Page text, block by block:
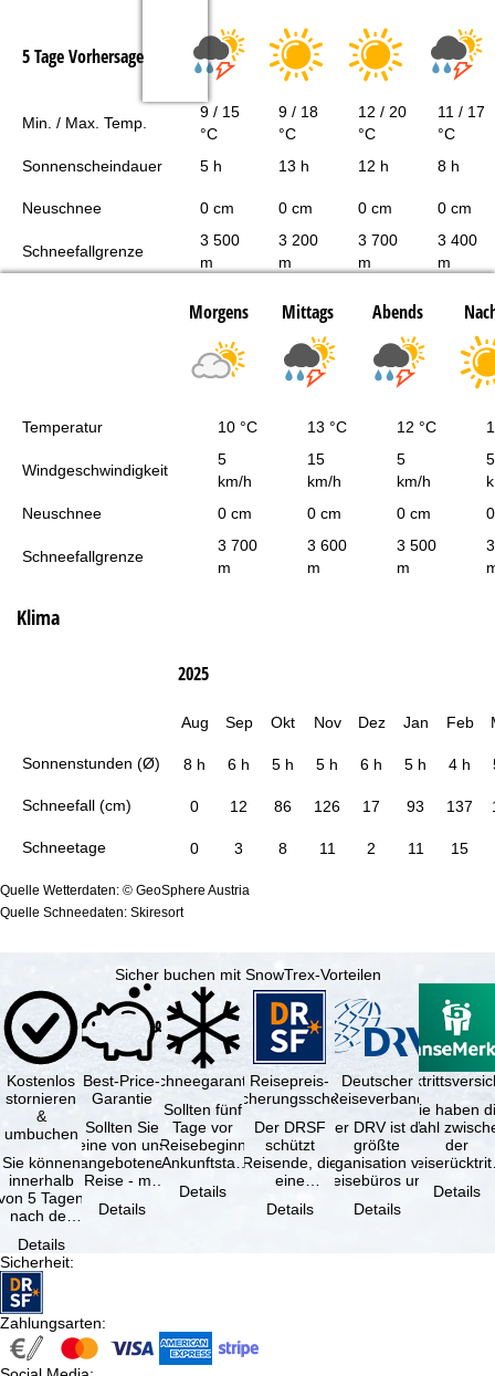
5 Tage Vorhersage
Min. / Max. Temp.
9 / 15
°C
9 / 18
°C
12 / 20
°C
11 / 17
°C
Sonnenscheindauer
5 h 13 h 12 h 8 h
Neuschnee 0 cm 0 cm 0 cm 0 cm
Schneefallgrenze
3 500
m
3 200
m
3 700
m
3 400
m
Morgens Mittags Abends
Temperatur 10 °C 13 °C 12 °C
Windgeschwindigkeit
5
km/h
15
km/h
5
km/h
5
Neuschnee
0 cm 0 cm 0 cm
Schneefallgrenze
3 700
m
3 600
m
3 500
m
Klima
Sonnenstunden (Ø)
Schneefall (cm)
Schneetage
2025
Aug Sep Okt Nov Dez Jan Feb
8 h 6 h 5 h 5 h 6 h 5 h 4 h
0 12 86 126 17 93 137
0 3 8 11 2 11 15
Quelle Wetterdaten: © GeoSphere Austria
Quelle Schneedaten: Skiresort
Sicher buchen mit SnowTrex-Vorteilen
Kostenlos
stornieren
&
umbuchen
Sie können
innerhalb
5 Tagen
nach der
kostenfrei
…
Details
Best-Price-
Garantie
Sollten Sie
eine von uns
angebotene
Reise - mit
Verfügbarkeit
Details
Schneegarantie
Sollten fünf
Tage vor
Reisebeginn
(Ankunftstag)
Schneemangel
Details
Reisepreis-
Sicherungsschein
Der DRSF
schützt
Reisende, die
eine
oder
Details
Deutscher
Reiseverband
Der DRV ist die
größte
Organisation von
Reisebüros und
Reiseveranstaltern
in …
Details
Sie haben
Wahl
der
(inklusive
Details
Sicherheit:
Zahlungsarten: